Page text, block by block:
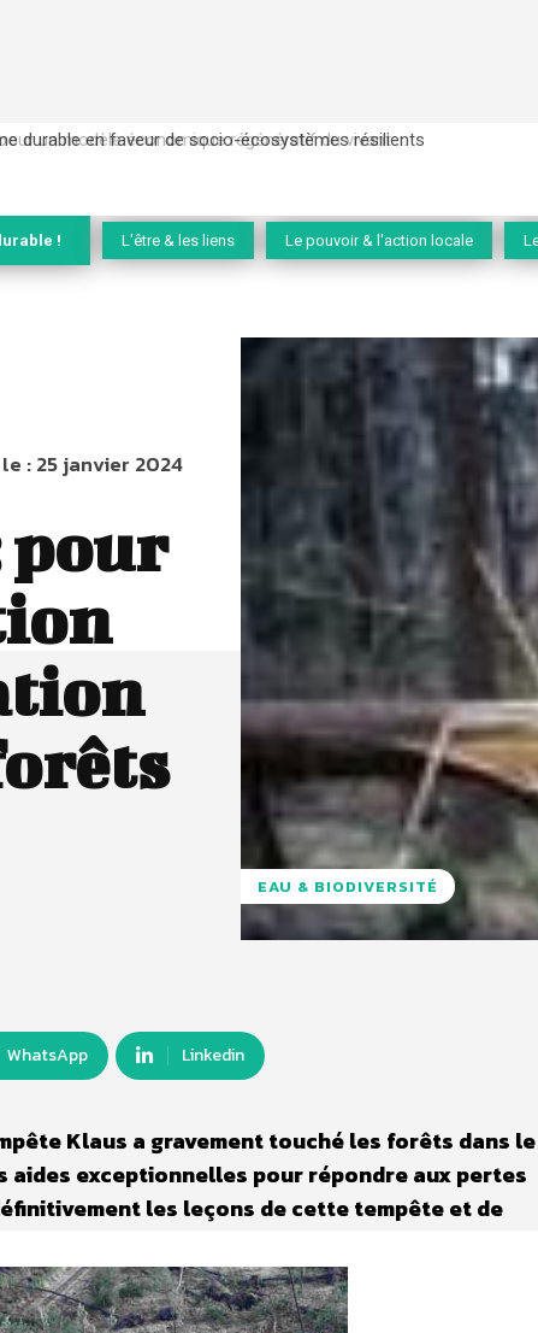
un modèle économique régénératif du vivant …
! L'être & les liens Le pouvoir & l'action locale
:25 janvier 2024
pour
EAU & BIODIVERSITÉ
WhatsApp Linkedin
Klaus a gravement touché les forêts dans le
aides exceptionnelles pour répondre aux pertes
les leçons de cette tempête et de